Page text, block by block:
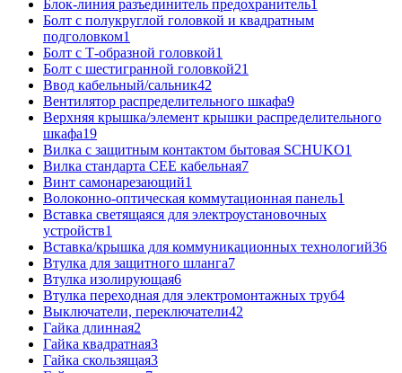
Блок-линия разъединитель предохранитель1
Болт с полукруглой головкой и квадратным
подголовком1
Болт с Т-образной головкой1
Болт с шестигранной головкой21
Ввод кабельный/сальник42
Вентилятор распределительного шкафа9
Верхняя крышка/элемент крышки распределительного
шкафа19
Вилка с защитным контактом бытовая SCHUKO1
Вилка стандарта CEE кабельная7
Винт самонарезающий1
Волоконно-оптическая коммутационная панель1
Вставка светящаяся для электроустановочных
устройств1
Вставка/крышка для коммуникационных технологий36
Втулка для защитного шланга7
Втулка изолирующая6
Втулка переходная для электромонтажных труб4
Выключатели, переключатели42
Гайка длинная2
Гайка квадратная3
Гайка скользящая3